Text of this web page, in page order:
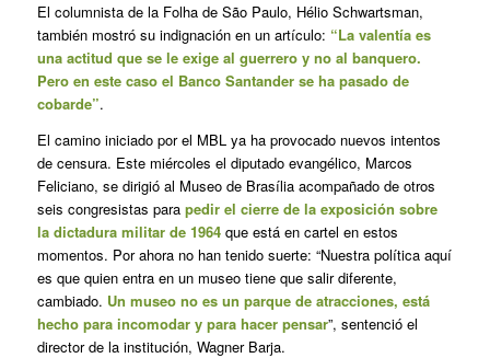
El columnista de la Folha de São Paulo, Hélio Schwartsman,
también mostró su indignación en un artículo: “La valentía es
una actitud que se le exige al guerrero y no al banquero.
Pero en este caso el Banco Santander se ha pasado de
cobarde”.
El camino iniciado por el MBL ya ha provocado nuevos intentos
de censura. Este miércoles el diputado evangélico, Marcos
Feliciano, se dirigió al Museo de Brasília acompañado de otros
seis congresistas para pedir el cierre de la exposición sobre
la dictadura militar de 1964que está en cartel en estos
momentos. Por ahora no han tenido suerte: “Nuestra política aquí
es que quien entra en un museo tiene que salir diferente,
cambiado. Un museo no es un parque de atracciones, está
hecho para incomodar y para hacer pensar”, sentenció el
director de la institución, Wagner Barja.